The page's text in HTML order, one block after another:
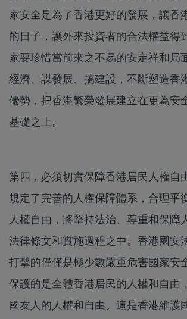
家安全是為了香港更好的發展，讓香
的日子，讓外來投資者的合法權益得
家要珍惜當前來之不易的安定祥和局
經濟、謀發展、搞建設，不斷塑造香
優勢，把香港繁榮發展建立在更為安
基礎之上。
第四，必須切實保障香港居民人權自
規定了完善的人權保障體系，合理平
人權自由，將堅持法治、尊重和保障
法律條文和實施過程之中。香港國安
打擊的僅僅是極少數嚴重危害國家安
保護的是全體香港居民的人權和自由
國友人的人權和自由。這是香港維護